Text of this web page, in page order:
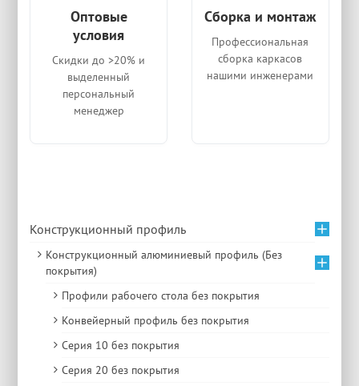
Оптовые
условия
Скидки до >20% и
выделенный
персональный
менеджер
Сборка и монтаж
Профессиональная
сборка каркасов
нашими инженерами
Конструкционный профиль
Конструкционный алюминиевый профиль (Без
покрытия)
Профили рабочего стола без покрытия
Конвейерный профиль без покрытия
Серия 10 без покрытия
Серия 20 без покрытия